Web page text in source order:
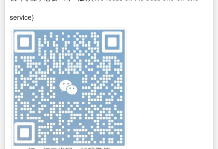
service)